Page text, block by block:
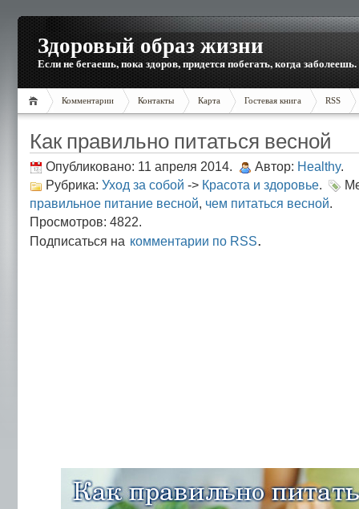
Здоровый образ жизни
Если не бегаешь, пока здоров, придется побегать, когда заболеешь.
Комментарии Контакты Карта Гостевая книга RSS
Как правильно питаться весной
Опубликовано: 11 апреля 2014. Автор: Healthy.
Рубрика: Уход за собой -> Красота и здоровье.
правильное питание весной, чем питаться весной.
Просмотров: 4822.
Подписаться на комментарии по RSS.